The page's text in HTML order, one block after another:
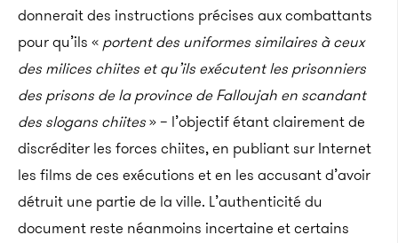
donnerait des instructions précises aux combattants
pour qu’ils « portent des uniformes similaires à ceux
des milices chiites et qu’ils exécutent les prisonniers
des prisons de la province de Falloujah en scandant
des slogans chiites» – l’objectif étant clairement de
discréditer les forces chiites, en publiant sur Internet
les films de ces exécutions et en les accusant d’avoir
détruit une partie de la ville. L’authenticité du
document reste néanmoins incertaine et certains